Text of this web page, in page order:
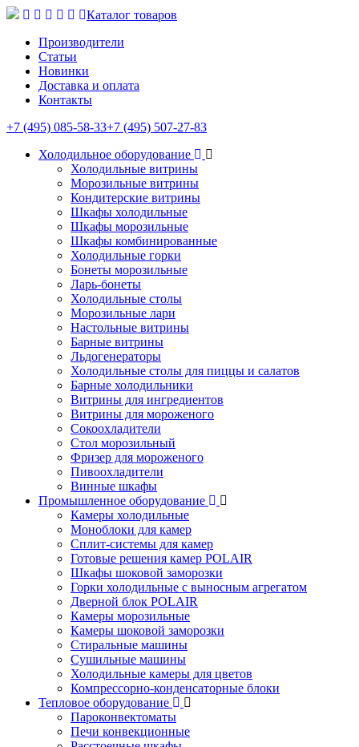
Каталог товаров
Производители
Статьи
Новинки
Доставка и оплата
Контакты
+7 (495) 085-58-33+7 (495) 507-27-83
Холодильное оборудование
Холодильные витрины
Морозильные витрины
Кондитерские витрины
Шкафы холодильные
Шкафы морозильные
Шкафы комбинированные
Холодильные горки
Бонеты морозильные
Ларь-бонеты
Холодильные столы
Морозильные лари
Настольные витрины
Барные витрины
Льдогенераторы
Холодильные столы для пиццы и салатов
Барные холодильники
Витрины для ингредиентов
Витрины для мороженого
Сокоохладители
Стол морозильный
Фризер для мороженого
Пивоохладители
Винные шкафы
Промышленное оборудование
Камеры холодильные
Моноблоки для камер
Сплит-системы для камер
Готовые решения камер POLAIR
Шкафы шоковой заморозки
Горки холодильные с выносным агрегатом
Дверной блок POLAIR
Камеры морозильные
Камеры шоковой заморозки
Стиральные машины
Сушильные машины
Холодильные камеры для цветов
Компрессорно-конденсаторные блоки
Тепловое оборудование
Пароконвектоматы
Печи конвекционные